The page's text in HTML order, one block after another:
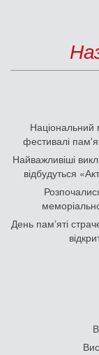
Національний
фестивалі
Найважливіші
відбудуться
День памʼяті